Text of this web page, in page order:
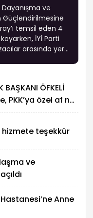
Dayanışma ve
temsil eden 4
İYİ Parti
arasında yer
BAŞKANI ÖFKELİ
PKK’ya özel af ne
hizmete teşekkür
ve
Anne